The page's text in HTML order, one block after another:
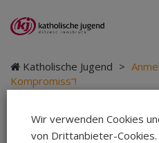
Katholische Jugend >
Kompromiss“!
Wir verwenden Cookies
von Drittanbieter-